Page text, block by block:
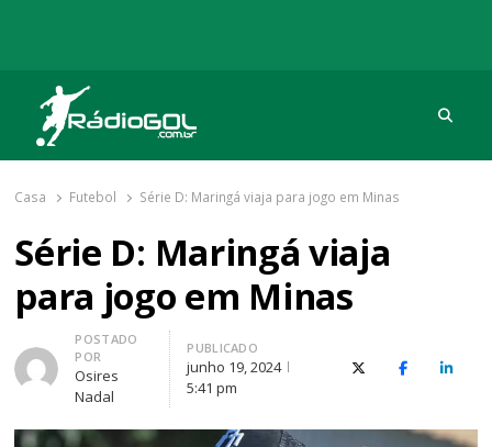
Rádio Gol
Há mais de 20 anos com as melhores coberturas
Casa Futebol Série D: Maringá viaja para jogo em Minas
Série D: Maringá viaja
para jogo em Minas
Autor
POSTADO
POR
Osires
Nadal
PUBLICADO
junho 19, 2024
5:41 pm
X (Twitter)Facebook
O